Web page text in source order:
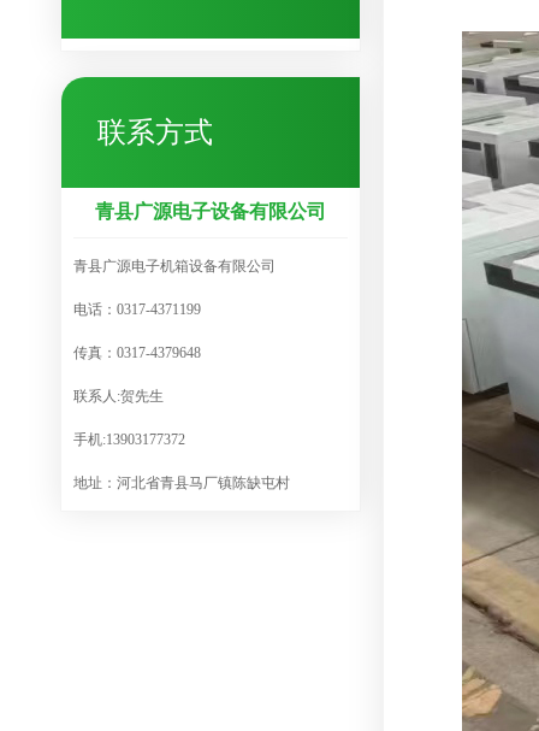
联系方式
青县广源电子设备有限公司
青县广源电子机箱设备有限公司
电话：0317-4371199
传真：0317-4379648
联系人:贺先生
手机:13903177372
地址：河北省青县马厂镇陈缺屯村